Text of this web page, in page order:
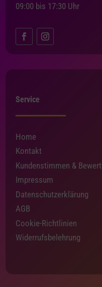
09:00 bis 17:30 Uhr
Service
Home
Kontakt
Kundenstimmen &
Impressum
Datenschutzerklärung
AGB
Cookie-Richtlinien
Widerrufsbelehrung